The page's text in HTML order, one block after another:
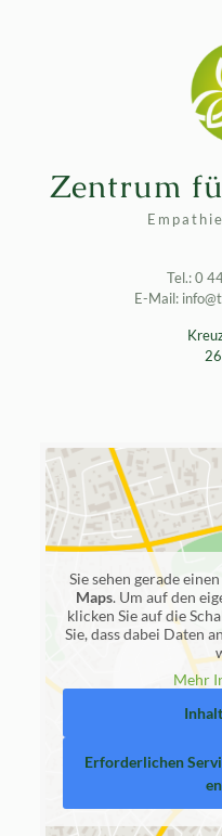
Zentrum
Tel.: 0
E-Mail:
Sie sehen gerade
Maps. Um auf den
klicken Sie auf die
Sie, dass dabei Daten
Mehr
Erforderlichen